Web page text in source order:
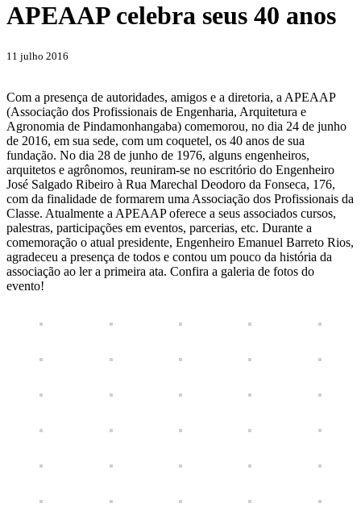
APEAAP celebra seus 40 anos
11 julho 2016
Com a presença de autoridades, amigos e a diretoria, a APEAAP
(Associação dos Profissionais de Engenharia, Arquitetura e
Agronomia de Pindamonhangaba) comemorou, no dia 24 de junho
de 2016, em sua sede, com um coquetel, os 40 anos de sua
fundação. No dia 28 de junho de 1976, alguns engenheiros,
arquitetos e agrônomos, reuniram-se no escritório do Engenheiro
José Salgado Ribeiro à Rua Marechal Deodoro da Fonseca, 176,
com da finalidade de formarem uma Associação dos Profissionais da
Classe. Atualmente a APEAAP oferece a seus associados cursos,
palestras, participações em eventos, parcerias, etc. Durante a
comemoração o atual presidente, Engenheiro Emanuel Barreto Rios,
agradeceu a presença de todos e contou um pouco da história da
associação ao ler a primeira ata. Confira a galeria de fotos do
evento!